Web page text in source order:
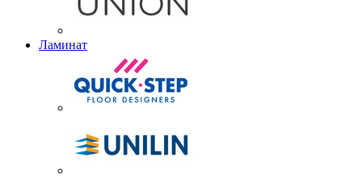
Ламинат